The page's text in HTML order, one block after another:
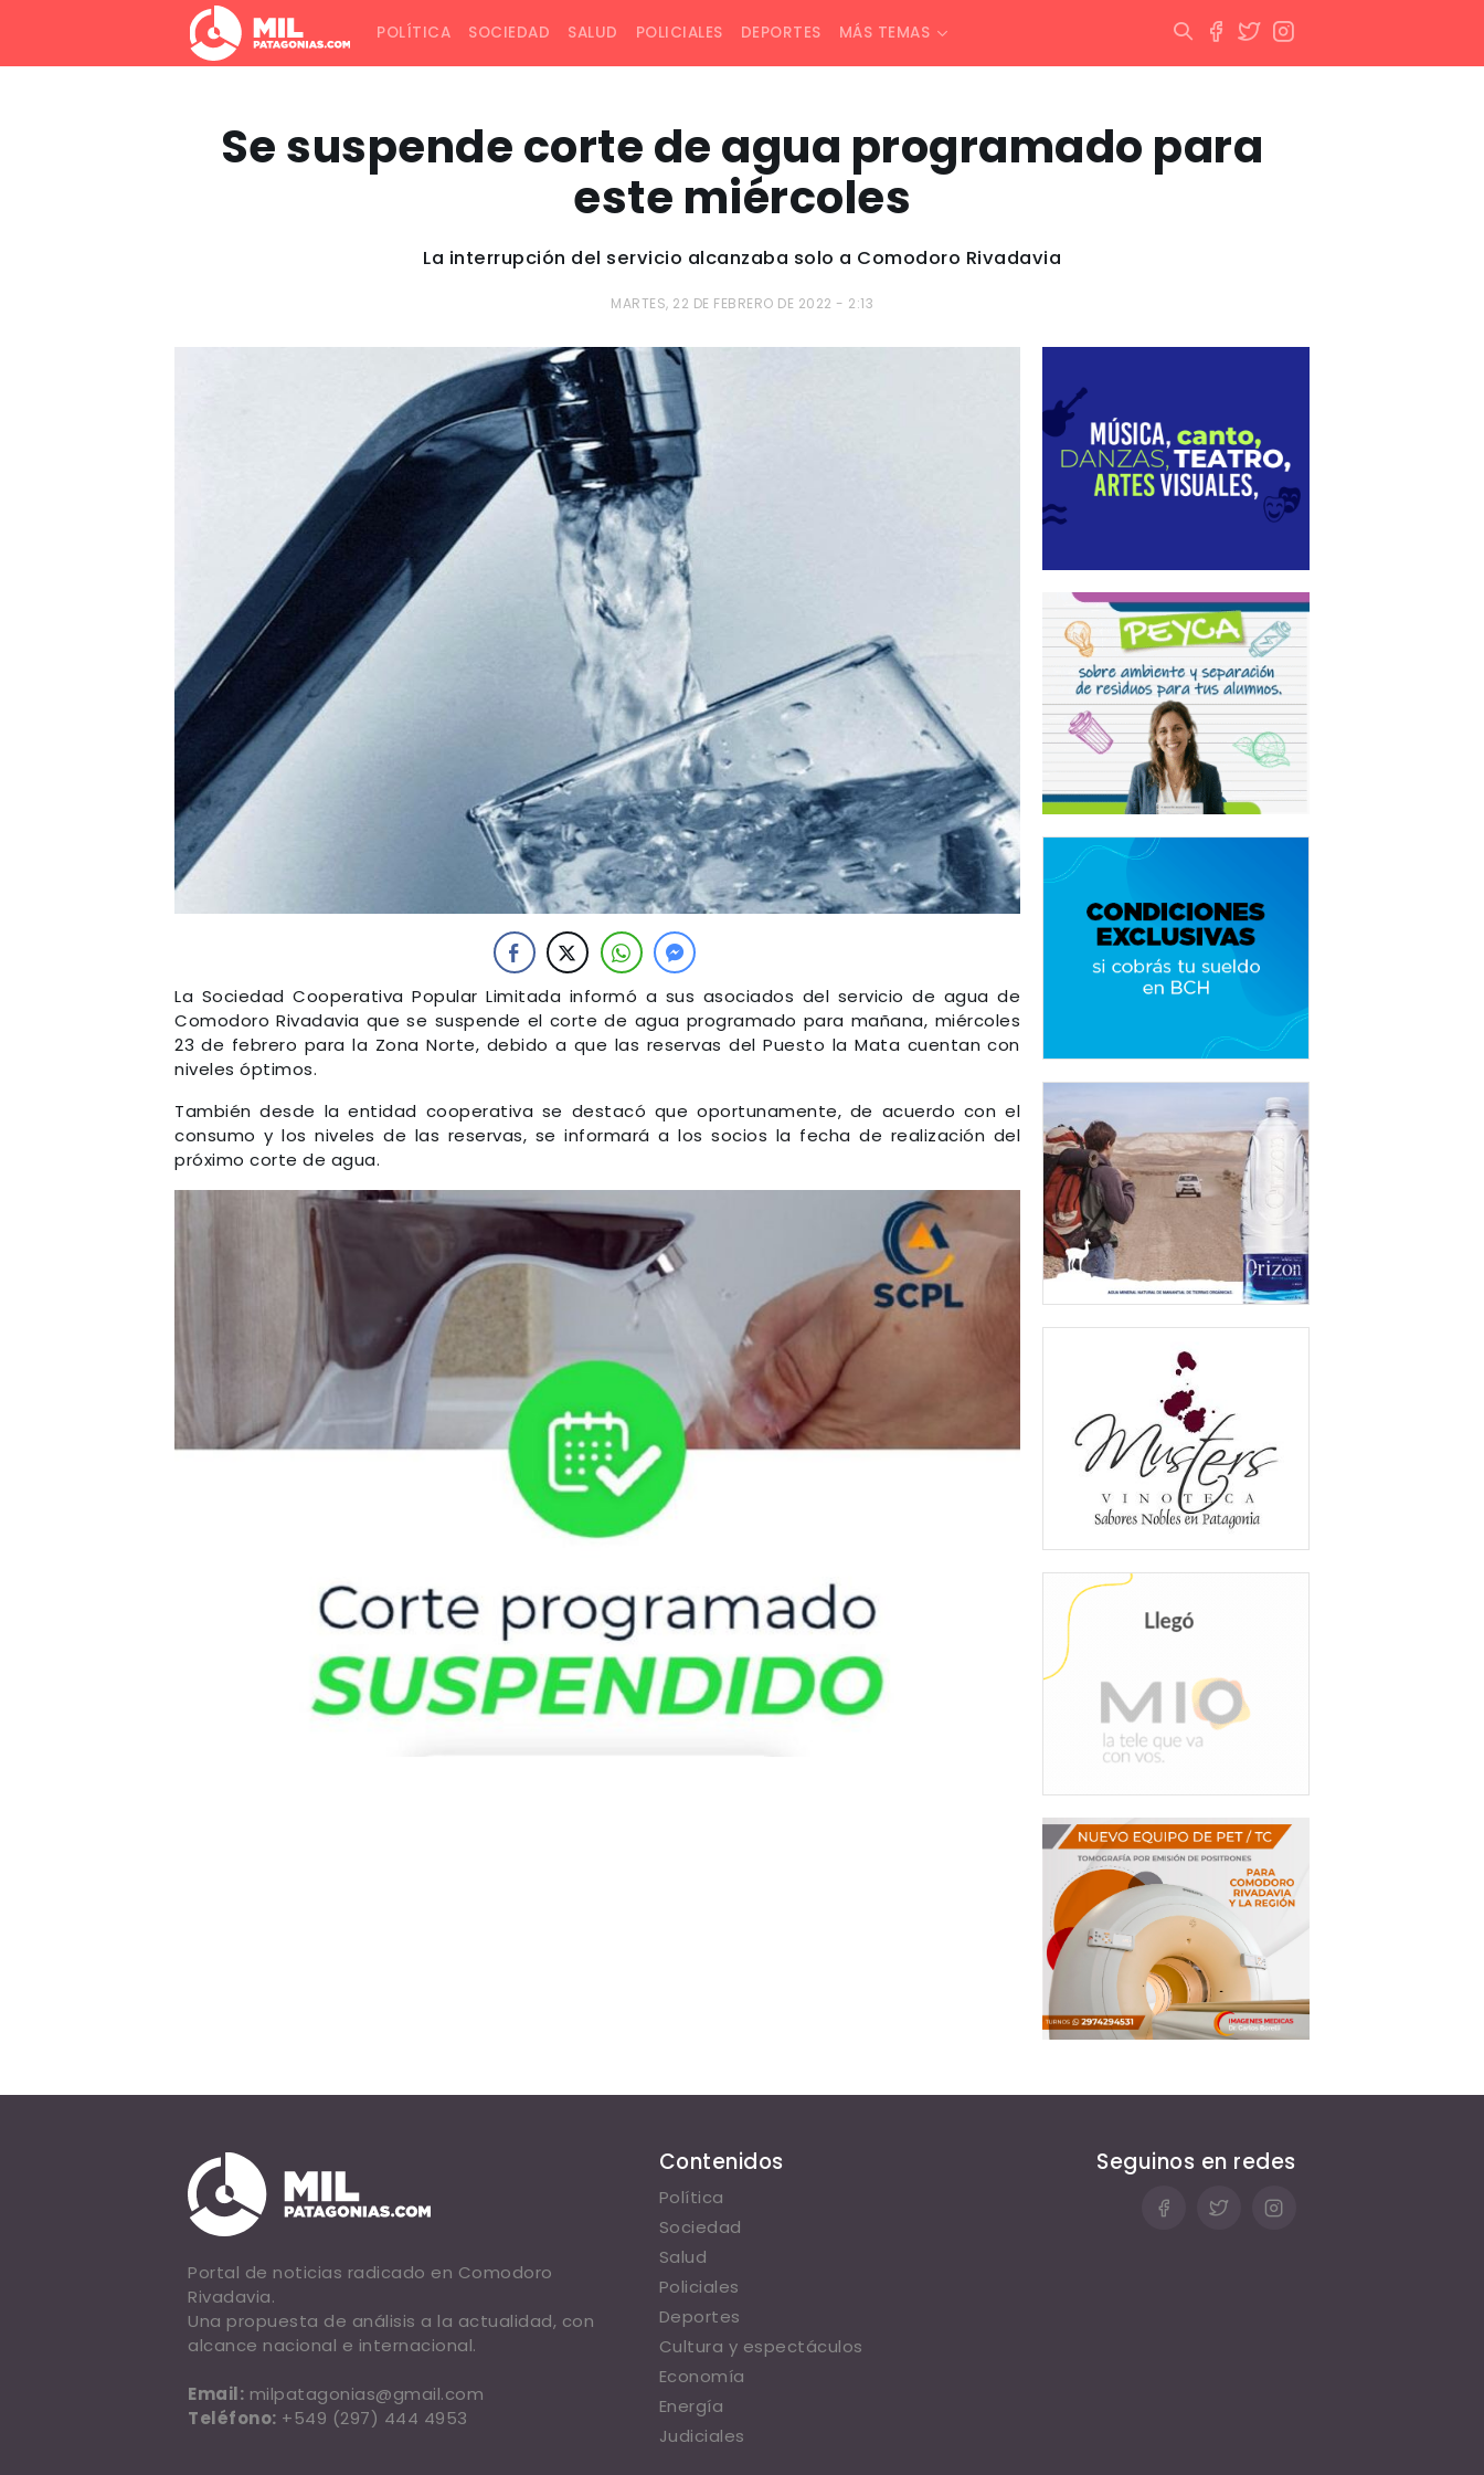
POLÍTICA SOCIEDAD SALUD POLICIALES DEPORTES MÁS TEMAS
Se suspende corte de agua programado para
este miércoles
La interrupción del servicio alcanzaba solo a Comodoro Rivadavia
MARTES, 22 DE FEBRERO DE 2022 - 2:13
La Sociedad Cooperativa Popular Limitada informó a sus asociados del servicio de agua de
Comodoro Rivadavia que se suspende el corte de agua programado para mañana, miércoles
23 de febrero para la Zona Norte, debido a que las reservas del Puesto la Mata cuentan con
niveles óptimos.
También desde la entidad cooperativa se destacó que oportunamente, de acuerdo con el
consumo y los niveles de las reservas, se informará a los socios la fecha de realización del
próximo corte de agua.
Portal de noticias radicado en Comodoro
Rivadavia.
Una propuesta de análisis a la actualidad, con
alcance nacional e internacional.
Email: milpatagonias@gmail.com
Teléfono: +549 (297) 444 4953
Contenidos
Política
Sociedad
Salud
Policiales
Deportes
Cultura y espectáculos
Economía
Energía
Judiciales
Seguinos en redes